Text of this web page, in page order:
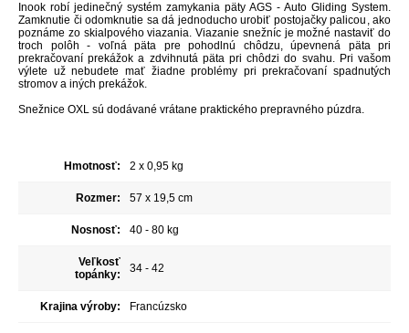
Inook robí jedinečný systém zamykania päty AGS - Auto Gliding System.
Zamknutie či odomknutie sa dá jednoducho urobiť postojačky palicou , ako
poznáme zo skialpového viazania.Viazanie snežníc je možné nastaviť do
troch polôh - voľná päta pre pohodlnú chôdzu, úpevnená päta pri
prekračovaní prekážok a zdvihnutá päta pri chôdzi do svahu.Pri vašom
výlete už nebudete mať žiadne problémy pri prekračovaní spadnutých
stromov a iných prekážok.
Snežnice OXL sú dodávané vrátane praktického prepravného púzdra.
Hmotnosť: 2 x 0,95 kg
Rozmer: 57 x 19,5 cm
Nosnosť: 40 - 80 kg
Veľkosť
topánky:
34 - 42
Krajina výroby: Francúzsko